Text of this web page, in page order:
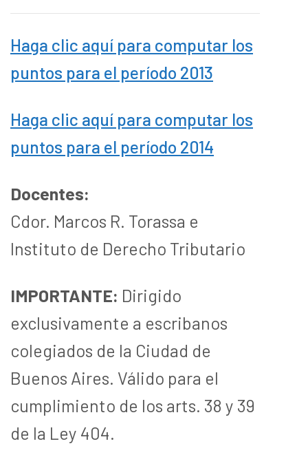
Haga clic aquí para computar los
puntos para el período 2013
Haga clic aquí para computar los
puntos para el período 2014
Docentes:
Cdor. Marcos R. Torassa e
Instituto de Derecho Tributario
IMPORTANTE: Dirigido
exclusivamente a escribanos
colegiados de la Ciudad de
Buenos Aires. Válido para el
cumplimiento de los arts. 38 y 39
de la Ley 404.